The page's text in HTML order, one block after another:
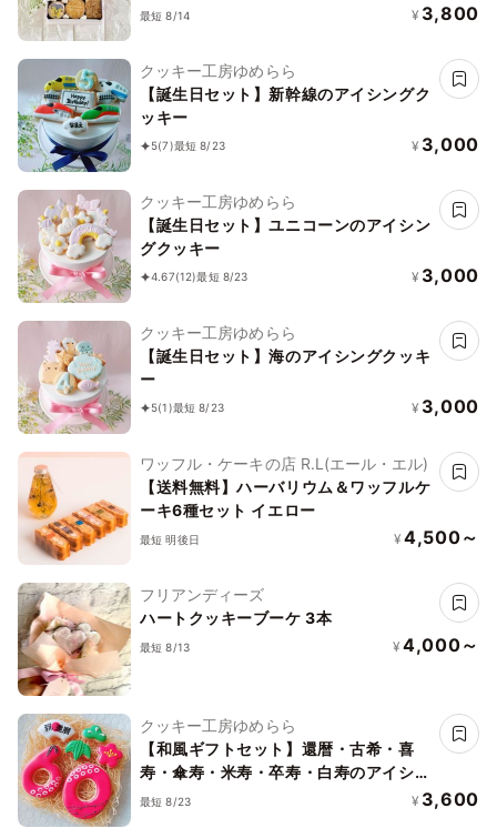
最短 8/14 ¥ 3,800
クッキー工房ゆめらら
【誕生日セット】新幹線のアイシングク
ッキー
5(7)最短 8/23 ¥ 3,000
クッキー工房ゆめらら
【誕生日セット】ユニコーンのアイシン
グクッキー
4.67(12)最短 8/23 ¥ 3,000
クッキー工房ゆめらら
【誕生日セット】海のアイシングクッキ
ー
5(1)最短 8/23 ¥ 3,000
ワッフル・ケーキの店 R.L(エール・エル)
【送料無料】ハーバリウム＆ワッフルケ
ーキ6種セット イエロー
最短 明後日 ¥ 4,500～
フリアンディーズ
ハートクッキーブーケ 3本
最短 8/13 ¥ 4,000～
クッキー工房ゆめらら
【和風ギフトセット】還暦・古希・喜
寿・傘寿・米寿・卒寿・白寿のアイシン
グクッキーセット
最短 8/23 ¥ 3,600